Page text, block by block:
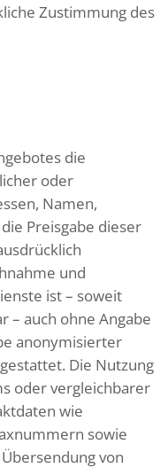
Zustimmung des
die
oder
Namen,
Preisgabe dieser
und
ist – soweit
– auch ohne Angabe
anonymisierter
Die Nutzung
oder vergleichbarer
wie
sowie
von